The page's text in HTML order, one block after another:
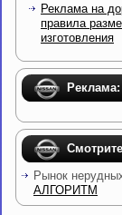
Реклама на
правила
изготовления
Реклама:
Рынок
АЛГОРИТМ